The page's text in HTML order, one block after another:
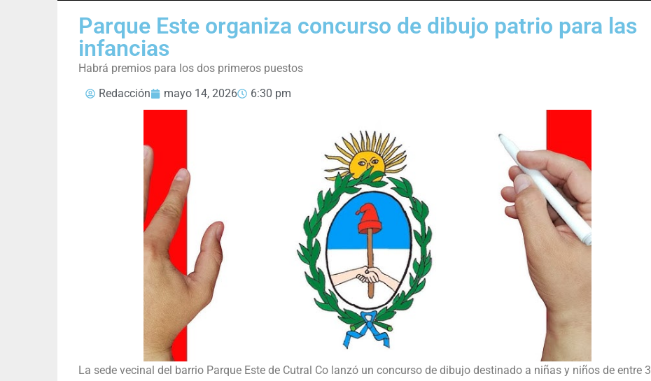
Parque Este organiza concurso de dibujo patrio para las
infancias
Habrá premios para los dos primeros puestos
Redacción
mayo 14, 2026 6:30 pm
La sede vecinal del barrio Parque Este de Cutral Co lanzó un concurso de dibujo destinado a niñas y niños de entre 3